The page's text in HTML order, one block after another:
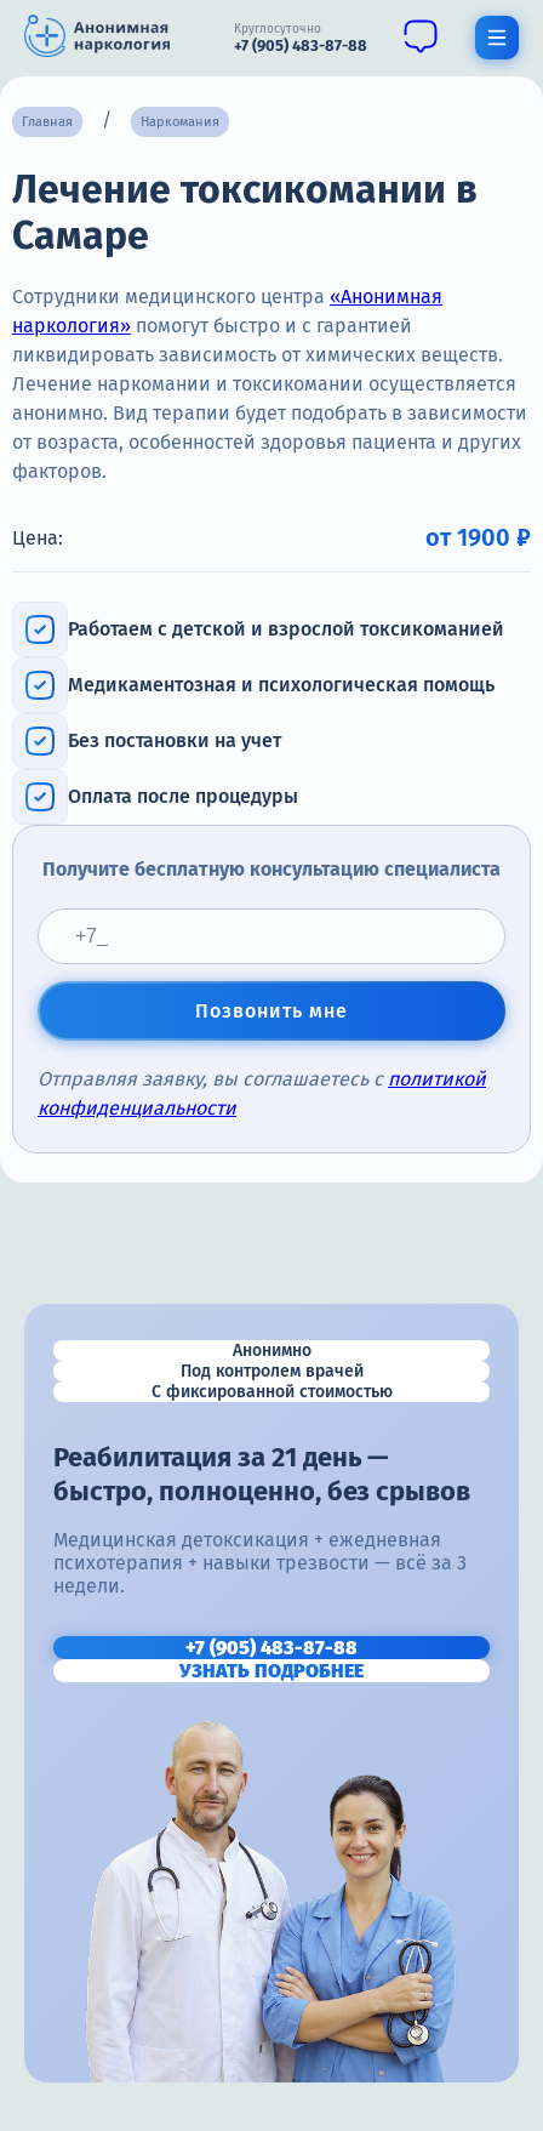
Круглосуточно
+7 (905) 483-87-88
О нас
Наркомания
Нарколог
Стационар
Психиатрия
Круглосуточно, анонимно
Главная Наркомания
Лечение токсикомании в
Самаре
Сотрудники медицинского центра «Анонимная
наркология» помогут быстро и с гарантией
ликвидировать зависимость от химических веществ.
Лечение наркомании и токсикомании осуществляется
анонимно. Вид терапии будет подобрать в зависимости
от возраста, особенностей здоровья пациента и других
факторов.
Цена: от 1900 ₽
Работаем с детской и взрослой токсикоманией
Медикаментозная и психологическая помощь
Без постановки на учет
Оплата после процедуры
Получите бесплатную консультацию специалиста
Позвонить мне
Отправляя заявку, вы соглашаетесь с политикой
конфиденциальности
Анонимно
Под контролем врачей
С фиксированной стоимостью
Реабилитация за 21 день —
быстро, полноценно, без срывов
Медицинская детоксикация + ежедневная
психотерапия + навыки трезвости — всё за 3
недели.
+7 (905) 483-87-88
УЗНАТЬ ПОДРОБНЕЕ